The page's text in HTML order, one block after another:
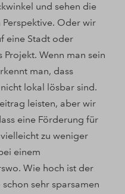
und sehen die
Oder wir
eine Stadt oder
Wenn man sein
man, dass
lokal lösbar sind.
leisten, aber wir
eine Förderung für
zu weniger
einem
Wie hoch ist der
sehr sparsamen